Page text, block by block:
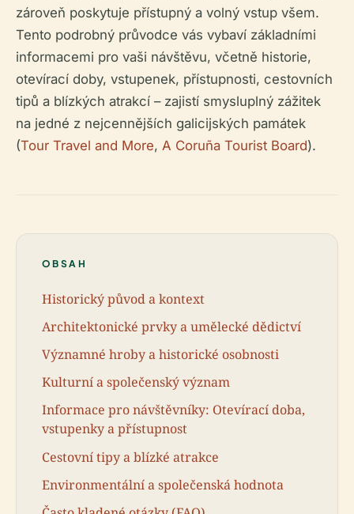
zároveň poskytuje přístupný a volný vstup všem.
Tento podrobný průvodce vás vybaví základními
informacemi pro vaši návštěvu, včetně historie,
otevírací doby, vstupenek, přístupnosti, cestovních
tipů a blízkých atrakcí – zajistí smysluplný zážitek
na jedné z nejcennějších galicijských památek
(Tour Travel and More, A Coruña Tourist Board).
OBSAH
Historický původ a kontext
Architektonické prvky a umělecké dědictví
Významné hroby a historické osobnosti
Kulturní a společenský význam
Informace pro návštěvníky: Otevírací doba,
vstupenky a přístupnost
Cestovní tipy a blízké atrakce
Environmentální a společenská hodnota